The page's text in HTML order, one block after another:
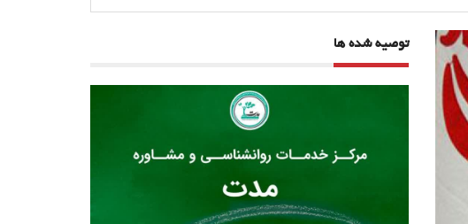
توصیه شده ها